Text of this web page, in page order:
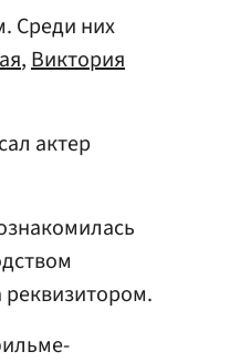
Среди них
,Виктория
актер
реквизитором.